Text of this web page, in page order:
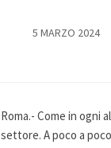
5 MARZO 2024
Roma.- Come in ogni
settore. A poco a